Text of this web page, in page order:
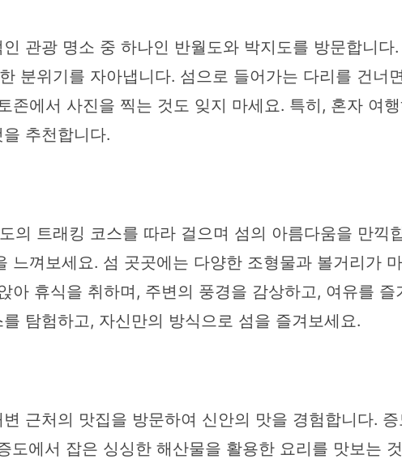
관광 명소 중 하나인 반월도와 박지도를 방문합니
분위기를 자아냅니다. 섬으로 들어가는 다리를 건
존에서 사진을 찍는 것도 잊지 마세요. 특히, 혼자 여
추천합니다.
의 트래킹 코스를 따라 걸으며 섬의 아름다움을 만
느껴보세요. 섬 곳곳에는 다양한 조형물과 볼거리가
아 휴식을 취하며, 주변의 풍경을 감상하고, 여유를
탐험하고, 자신만의 방식으로 섬을 즐겨보세요.
근처의 맛집을 방문하여 신안의 맛을 경험합니다.
도에서 잡은 싱싱한 해산물을 활용한 요리를 맛보는